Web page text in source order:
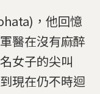
，他回憶
醫在沒有麻醉
女子的尖叫
現在仍不時迴